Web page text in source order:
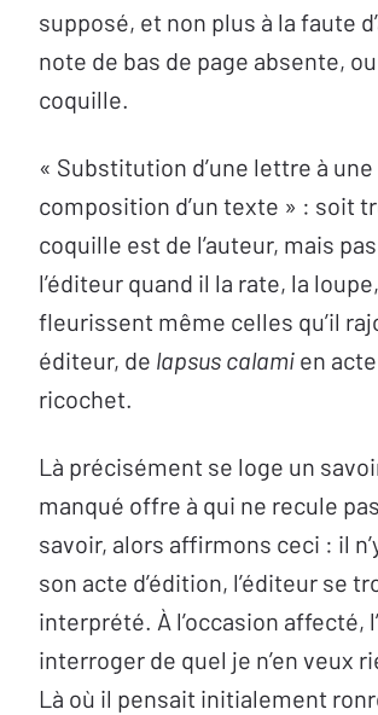
supposé, et non plus à la faute
note de bas de page absente,
coquille.
« Substitution d’une lettre à
composition d’un texte » : soit
coquille est de l’auteur, mais
l’éditeur quand il la rate, la
fleurissent même celles qu’il
éditeur, de lapsus calami en
ricochet.
Là précisément se loge un
manqué offre à qui ne recule
savoir, alors affirmons ceci : il
son acte d’édition, l’éditeur se
interprété. À l’occasion affecté,
interroger de quel je n’en veux
Là où il pensait initialement